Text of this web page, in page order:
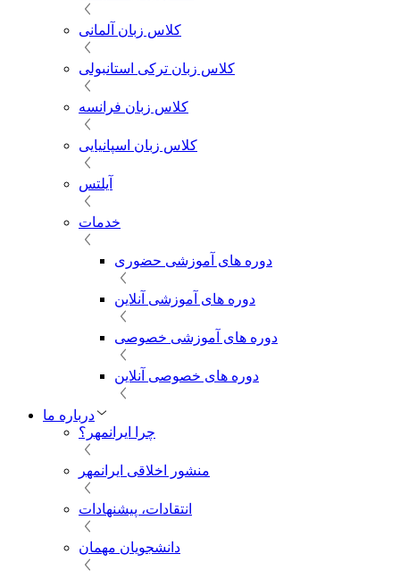
کلاس زبان آلمانی
کلاس زبان ترکی استانبولی
کلاس زبان فرانسه
کلاس زبان اسپانیایی
آیلتس
خدمات
دوره های آموزشی حضوری
دوره های آموزشی آنلاین
دوره های آموزشی خصوصی
دوره های خصوصی آنلاین
درباره ما
چرا ایرانمهر؟
منشور اخلاقی ایرانمهر
انتقادات، پیشنهادات
دانشجویان مهمان